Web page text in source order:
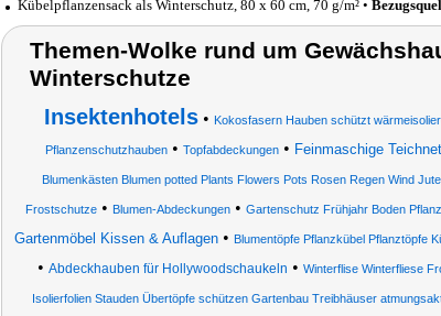
Kübelpflanzensack als Winterschutz, 80 x 60 cm, 70 g/m² •
Themen-Wolke rund um
Winterschutze
Insektenhotels• Kokosfasern Hauben schützt
Pflanzenschutzhauben • Topfabdeckungen • Feinmaschige
Blumenkästen Blumen potted Plants Flowers Pots Rosen Regen Wind
Frostschutze• Blumen-Abdeckungen• Gartenschutz Frühjahr Boden
Gartenmöbel Kissen & Auflagen • Blumentöpfe Pflanzkübel Pflanztöpfe
• Abdeckhauben für Hollywoodschaukeln • Winterflise Winterfliese
Isolierfolien Stauden Übertöpfe schützen Gartenbau Treibhäuser